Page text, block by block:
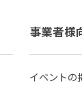
事業者様
イベントの